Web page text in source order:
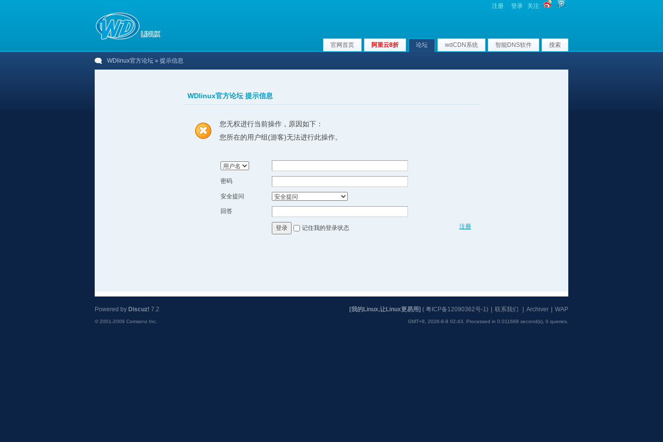
注册 登录 关注:
官网首页 阿里云8折 论坛 wdCDN系统 智能DNS软件 搜索
WDlinux官方论坛 » 提示信息
WDlinux官方论坛 提示信息
您无权进行当前操作，原因如下：
您所在的用户组(游客)无法进行此操作。
密码
安全提问
回答
注册
登录 记住我的登录状态
[我的Linux,让Linux更易用] ( 粤ICP备12090362号-1) 联系我们 Archiver WAP
GMT+8, 2026-8-8 02:43, Processed in 0.011668 second(s), 0 queries
Powered by Discuz! 7.2
© 2001-2009 Comsenz Inc.